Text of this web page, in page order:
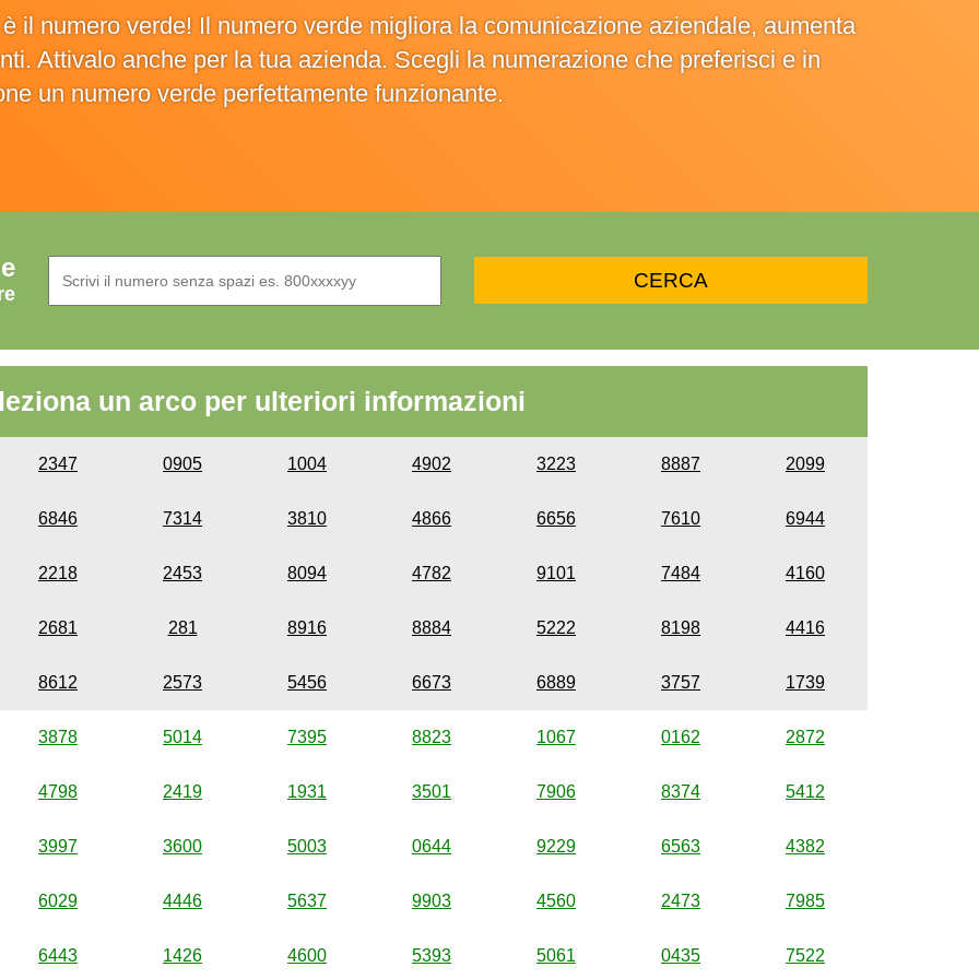
il numero verde! Il numero verde migliora la comunicazione aziendale, aumenta
Attivalo anche per la tua azienda. Scegli la numerazione che preferisci e in
un numero verde perfettamente funzionante.
un arco per ulteriori informazioni
2347 0905 1004 4902 3223 8887 2099
6846 7314 3810 4866 6656 7610 6944
2218 2453 8094 4782 9101 7484 4160
2681 281 8916 8884 5222 8198 4416
8612 2573 5456 6673 6889 3757 1739
3878 5014 7395 8823 1067 0162 2872
4798 2419 1931 3501 7906 8374 5412
3997 3600 5003 0644 9229 6563 4382
6029 4446 5637 9903 4560 2473 7985
6443 1426 4600 5393 5061 0435 7522